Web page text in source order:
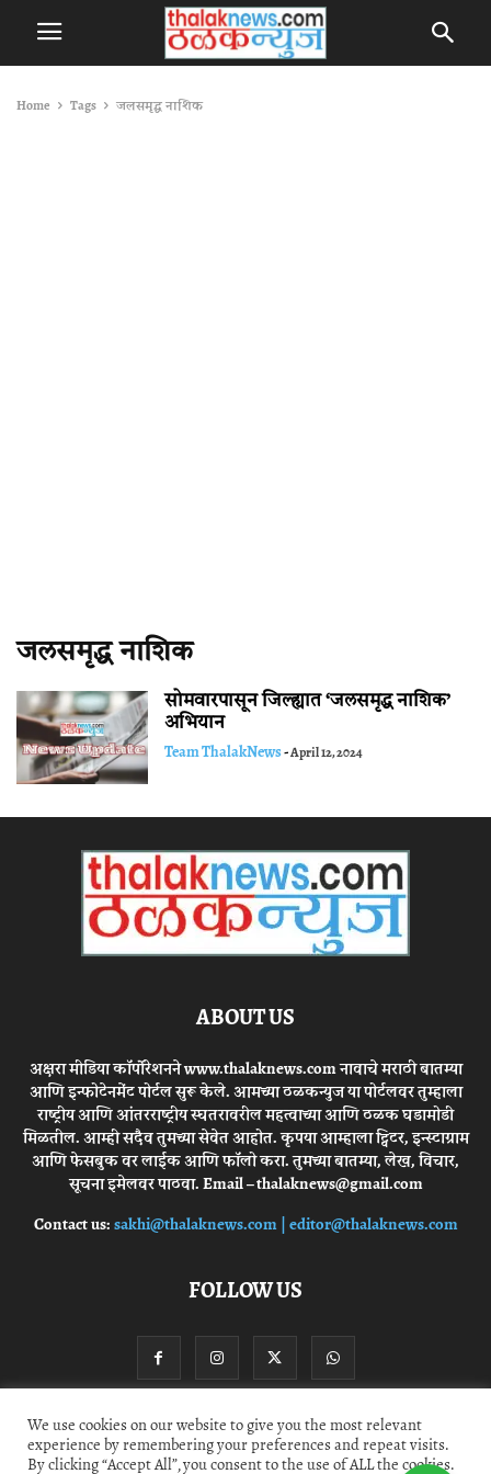
Home Tags जलसमृद्ध नाशिक
जलसमृद्ध नाशिक
सोमवारपासून जिल्ह्यात ‘जलसमृद्ध नाशिक’
अभियान
Team ThalakNews-April 12, 2024
ABOUT US
अक्षरा मीडिया कॉर्पोरेशनने www.thalaknews.com नावाचे मराठी बातम्या
आणि इन्फोटेनमेंट पोर्टल सुरू केले. आमच्या ठळकन्युज या पोर्टलवर तुम्हाला
राष्ट्रीय आणि आंतरराष्ट्रीय स्घतरावरील महत्वाच्या आणि ठळक घडामोडी
मिळतील. आम्ही सदैव तुमच्या सेवेत आहोत. कृपया आम्हाला ट्विटर, इन्स्टाग्राम
आणि फेसबुक वर लाईक आणि फॉलो करा. तुमच्या बातम्या, लेख, विचार,
सूचना इमेलवर पाठवा. Email – thalaknews@gmail.com
Contact us:sakhi@thalaknews.com | editor@thalaknews.com
FOLLOW US
Privacy Policy Contact Us
We use cookies on our website to give you the most relevant
experience by remembering your preferences and repeat visits.
By clicking “Accept All”, you consent to the use of ALL the cookies.